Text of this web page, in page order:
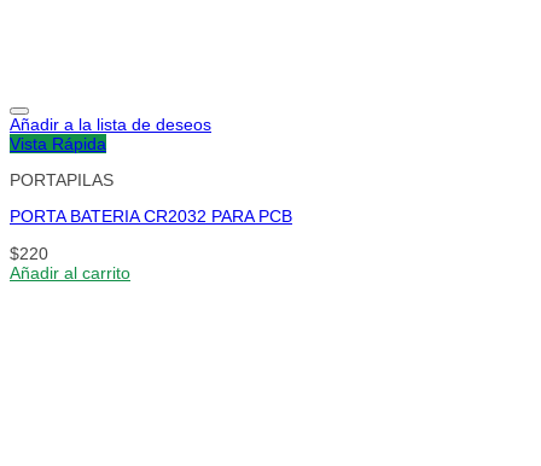
Añadir a la lista de deseos
Vista Rápida
PORTAPILAS
PORTA BATERIA CR2032 PARA PCB
$220
Añadir al carrito